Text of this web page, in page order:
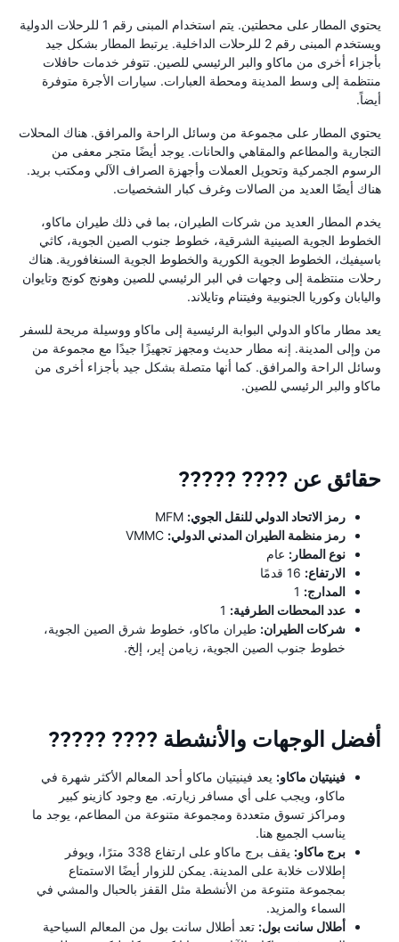
يحتوي المطار على محطتين. يتم استخدام المبنى رقم 1 للرحلات الدولية
ويستخدم المبنى رقم 2 للرحلات الداخلية. يرتبط المطار بشكل جيد
بأجزاء أخرى من ماكاو والبر الرئيسي للصين. تتوفر خدمات حافلات
منتظمة إلى وسط المدينة ومحطة العبارات. سيارات الأجرة متوفرة
أيضاً.
يحتوي المطار على مجموعة من وسائل الراحة والمرافق. هناك المحلات
التجارية والمطاعم والمقاهي والحانات. يوجد أيضًا متجر معفى من
الرسوم الجمركية وتحويل العملات وأجهزة الصراف الآلي ومكتب بريد.
هناك أيضًا العديد من الصالات وغرف كبار الشخصيات.
يخدم المطار العديد من شركات الطيران، بما في ذلك طيران ماكاو،
الخطوط الجوية الصينية الشرقية، خطوط جنوب الصين الجوية، كاثي
باسيفيك، الخطوط الجوية الكورية والخطوط الجوية السنغافورية. هناك
رحلات منتظمة إلى وجهات في البر الرئيسي للصين وهونج كونج وتايوان
واليابان وكوريا الجنوبية وفيتنام وتايلاند.
يعد مطار ماكاو الدولي البوابة الرئيسية إلى ماكاو ووسيلة مريحة للسفر
من وإلى المدينة. إنه مطار حديث ومجهز تجهيزًا جيدًا مع مجموعة من
وسائل الراحة والمرافق. كما أنها متصلة بشكل جيد بأجزاء أخرى من
ماكاو والبر الرئيسي للصين.
حقائق عن ???? ?????
رمز الاتحاد الدولي للنقل الجوي:
رمز منظمة الطيران المدني الدولي:
نوع المطار: عام
الارتفاع:
المدارج:
عدد المحطات الطرفية:
شركات الطيران: طيران ماكاو، خطوط شرق الصين الجوية،
خطوط جنوب الصين الجوية، زيامن إير، إلخ.
أفضل الوجهات والأنشطة ???? ?????
فينيتيان ماكاو: يعد فينيتيان ماكاو أحد المعالم الأكثر شهرة في
ماكاو، ويجب على أي مسافر زيارته. مع وجود كازينو كبير
ومراكز تسوق متعددة ومجموعة متنوعة من المطاعم، يوجد ما
يناسب الجميع هنا.
برج ماكاو:
يقف برج ماكاو على ارتفاع 338 مترًا، ويوفر
إطلالات خلابة على المدينة. يمكن للزوار أيضًا الاستمتاع
بمجموعة متنوعة من الأنشطة مثل القفز بالحبال والمشي في
السماء والمزيد.
أطلال سانت بول: تعد أطلال سانت بول من المعالم السياحية